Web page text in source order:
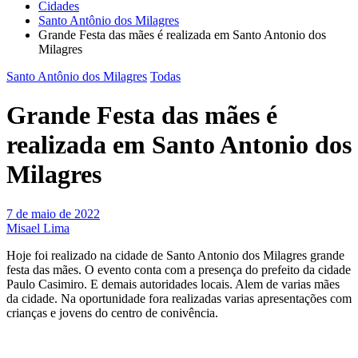
Cidades
Santo Antônio dos Milagres
Grande Festa das mães é realizada em Santo Antonio dos
Milagres
Santo Antônio dos Milagres Todas
Grande Festa das mães é
realizada em Santo Antonio dos
Milagres
7 de maio de 2022
Misael Lima
Hoje foi realizado na cidade de Santo Antonio dos Milagres grande
festa das mães. O evento conta com a presença do prefeito da cidade
Paulo Casimiro. E demais autoridades locais. Alem de varias mães
da cidade. Na oportunidade fora realizadas varias apresentações com
crianças e jovens do centro de conivência.